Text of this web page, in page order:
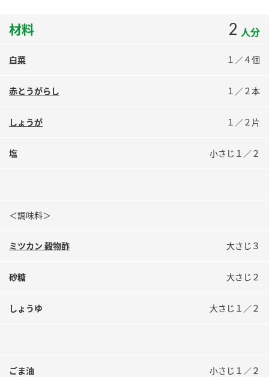
ぽん酢サワー
ミツカンのCM
地図から取り扱い店舗を探す
業務用サイト
材料 2 人分
白菜 １／４個
赤とうがらし １／２本
しょうが １／２片
塩 小さじ１／２
＜調味料＞
ミツカン 穀物酢 大さじ３
砂糖 大さじ２
しょうゆ 大さじ１／２
ごま油 小さじ１／２